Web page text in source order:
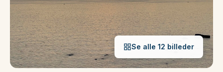
Se alle 12 billeder